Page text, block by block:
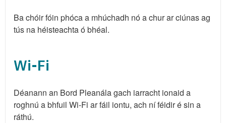
Ba chóir fóin phóca a mhúchadh nó a chur ar ciúnas ag
tús na héisteachta ó bhéal.
Wi-Fi
Déanann an Bord Pleanála gach iarracht ionaid a
roghnú a bhfuil Wi-Fi ar fáil iontu, ach ní féidir é sin a
ráthú.